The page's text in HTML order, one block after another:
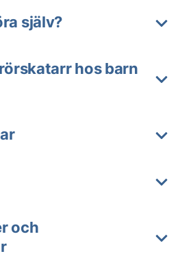
själv?
hos barn
och